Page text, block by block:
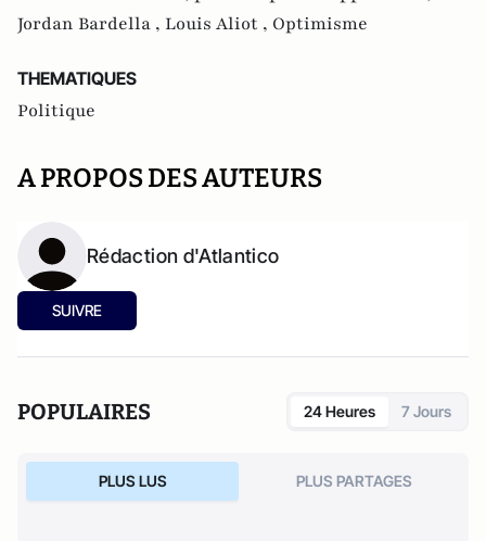
Jordan Bardella , Louis Aliot , Optimisme
THEMATIQUES
Politique
A PROPOS DES AUTEURS
Rédaction d'Atlantico
SUIVRE
POPULAIRES 24 Heures 7 Jours
PLUS LUS PLUS PARTAGES